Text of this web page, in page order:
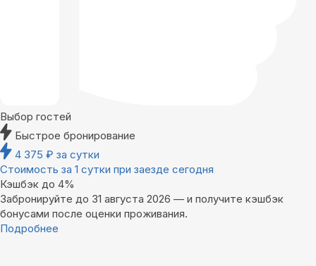
Выбор гостей
Быстрое бронирование
4 375 ₽ за сутки
Стоимость за 1 сутки при заезде сегодня
Кэшбэк до 4%
Забронируйте до 31 августа 2026 — и получите кэшбэк
бонусами после оценки проживания.
Подробнее